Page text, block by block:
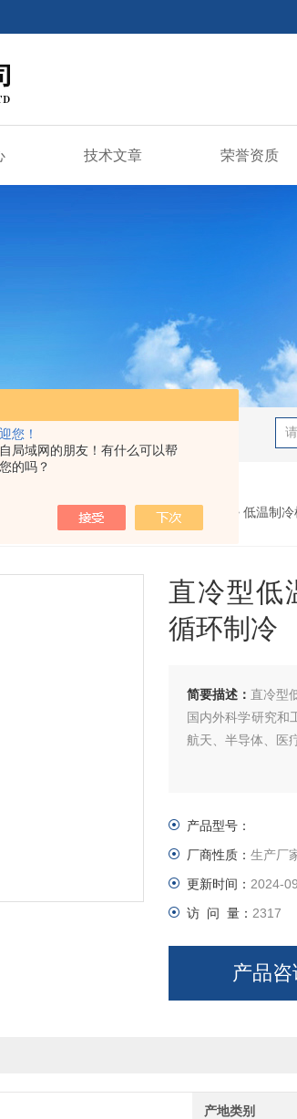
您！
局域网的朋友！有什么可以帮
的吗？
技术文章 荣誉资质
您的位置： 网站首页>产品展示 > 低温制冷
直冷型低
循环制冷
简要描述： 直冷型
国内外科学研究和
航天、半导体、医
产品型号：
厂商性质： 生产厂
更新时间： 2024-
访 问 量： 2317
产品咨
产地类别